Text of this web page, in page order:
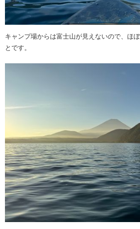
キャンプ場からは富士山が見えないので、ほ
とです。